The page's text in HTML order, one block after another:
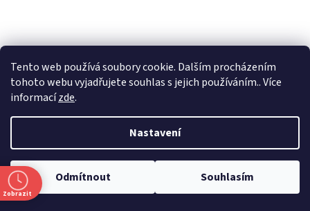
Tento web používá soubory cookie. Dalším procházením
tohoto webu vyjadřujete souhlas s jejich používáním.. Více
informacízde.
Nastavení
Odmítnout Souhlasím
Zobrazit